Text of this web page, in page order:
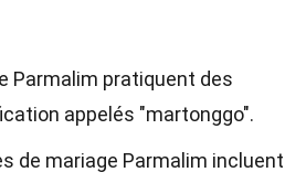
Parmalim pratiquent des
appelés "martonggo".
de mariage Parmalim incluent